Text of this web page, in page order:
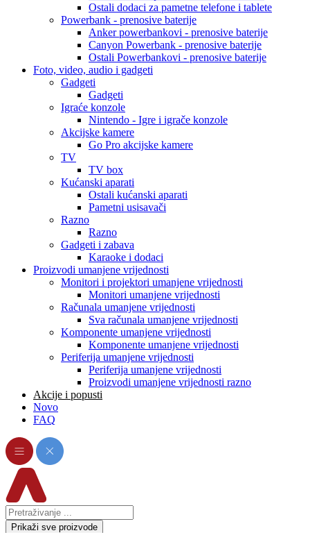
Ostali dodaci za pametne telefone i tablete
Powerbank - prenosive baterije
Anker powerbankovi - prenosive baterije
Canyon Powerbank - prenosive baterije
Ostali Powerbankovi - prenosive baterije
Foto, video, audio i gadgeti
Gadgeti
Gadgeti
Igraće konzole
Nintendo - Igre i igrače konzole
Akcijske kamere
Go Pro akcijske kamere
TV
TV box
Kućanski aparati
Ostali kućanski aparati
Pametni usisavači
Razno
Razno
Gadgeti i zabava
Karaoke i dodaci
Proizvodi umanjene vrijednosti
Monitori i projektori umanjene vrijednosti
Monitori umanjene vrijednosti
Računala umanjene vrijednosti
Sva računala umanjene vrijednosti
Komponente umanjene vrijednosti
Komponente umanjene vrijednosti
Periferija umanjene vrijednosti
Periferija umanjene vrijednosti
Proizvodi umanjene vrijednosti razno
Akcije i popusti
Novo
FAQ
Prikaži sve proizvode